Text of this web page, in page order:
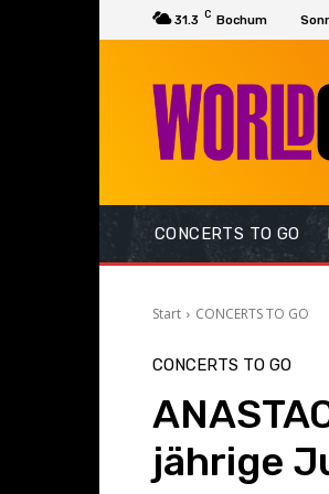
31.3 C Bochum
CONCERTS TO GO
Start CONCERTS TO GO
CONCERTS TO GO
jährige